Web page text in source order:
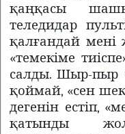
қаңқасы
теледидар
қалғандай
«темекіме
салды. Шыр-пыр
қоймай, «сен
дегенін естіп,
қатынды